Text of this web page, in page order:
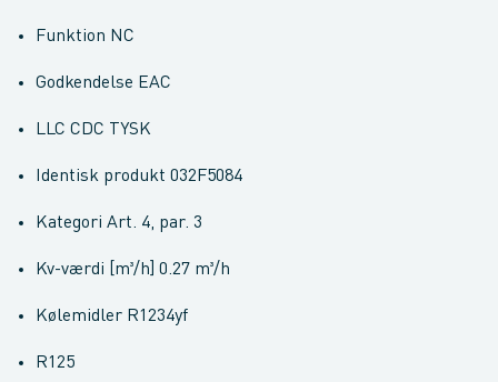
Funktion NC
Godkendelse EAC
LLC CDC TYSK
Identisk produkt 032F5084
Kategori Art. 4, par. 3
Kv-værdi [m³/h] 0.27 m³/h
Kølemidler R1234yf
R125